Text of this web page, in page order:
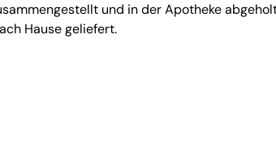
und in der Apotheke
Hause geliefert.